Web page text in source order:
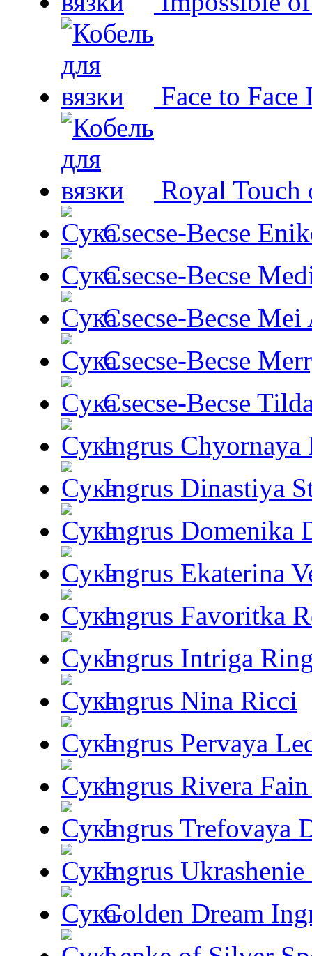
Face to
Royal Touch
Csecse-Becse
Csecse-Becse
Csecse-Becse Mei
Csecse-Becse
Csecse-Becse
Ingrus Chyornaya
Ingrus Dinastiya
Ingrus Domenika
Ingrus Ekaterina
Ingrus Favoritka
Ingrus Intriga
Ingrus Nina Ricci
Ingrus Pervaya
Ingrus Rivera
Ingrus Trefovaya
Ingrus Ukrashenie
Golden Dream